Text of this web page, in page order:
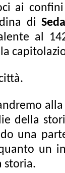
ai
di
al
della
una
un
storia.